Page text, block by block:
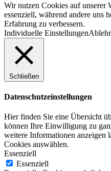
Wir nutzen Cookies auf unserer
essenziell, während andere uns
Erfahrung zu verbessern.
Individuelle Einstellungen
Schließen
Datenschutzeinstellungen
Hier finden Sie eine Übersicht
können Ihre Einwilligung zu
weitere Informationen anzeigen
Cookies auswählen.
Essenziell
Essenziell